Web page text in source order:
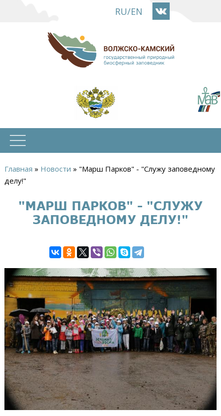
основному
содержанию
RU/EN
Вы
здесь
Главная » Новости » "Марш Парков" - "Служу заповедному
делу!"
"МАРШ ПАРКОВ" - "СЛУЖУ
ЗАПОВЕДНОМУ ДЕЛУ!"